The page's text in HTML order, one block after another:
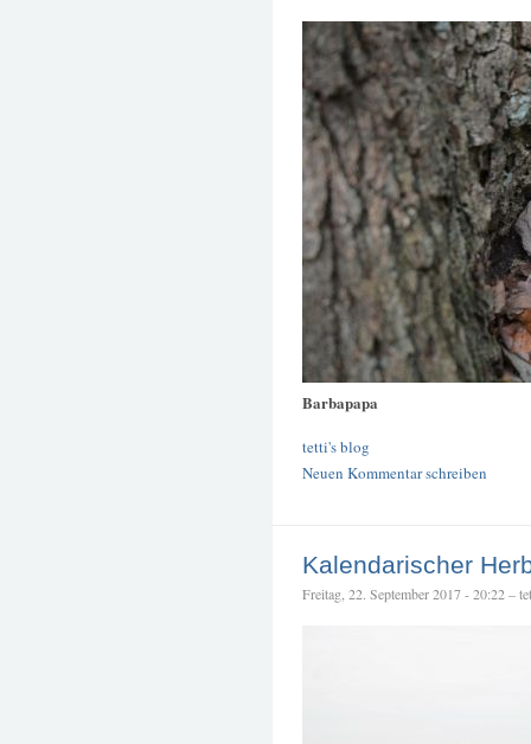
Barbapapa
tetti's blog
Neuen Kommentar schreiben
Kalendarischer
Freitag, 22. September 2017 - 20:22 –